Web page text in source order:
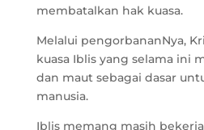
membatalkan hak kuasa.
Melalui pengorbananNya,
kuasa Iblis yang selama ini
dan maut sebagai dasar
manusia.
Iblis memang masih